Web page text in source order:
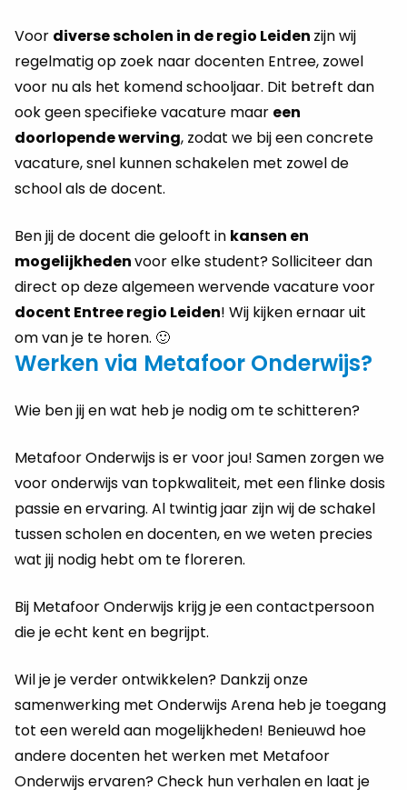
Voor diverse scholen in de regio Leiden zijn wij
regelmatig op zoek naar docenten Entree, zowel
voor nu als het komend schooljaar. Dit betreft dan
ook geen specifieke vacature maar een
doorlopende werving, zodat we bij een concrete
vacature, snel kunnen schakelen met zowel de
school als de docent.
Ben jij de docent die gelooft in kansen en
mogelijkhedenvoor elke student? Solliciteer dan
direct op deze algemeen wervende vacature voor
docent Entree regio Leiden! Wij kijken ernaar uit
om van je te horen. 🙂
Werken via Metafoor Onderwijs?
Wie ben jij en wat heb je nodig om te schitteren?
Metafoor Onderwijs is er voor jou! Samen zorgen we
voor onderwijs van topkwaliteit, met een flinke dosis
passie en ervaring. Al twintig jaar zijn wij de schakel
tussen scholen en docenten, en we weten precies
wat jij nodig hebt om te floreren.
Bij Metafoor Onderwijs krijg je een contactpersoon
die je echt kent en begrijpt.
Wil je je verder ontwikkelen? Dankzij onze
samenwerking met Onderwijs Arena heb je toegang
tot een wereld aan mogelijkheden! Benieuwd hoe
andere docenten het werken met Metafoor
Onderwijs ervaren? Check hun verhalen en laat je